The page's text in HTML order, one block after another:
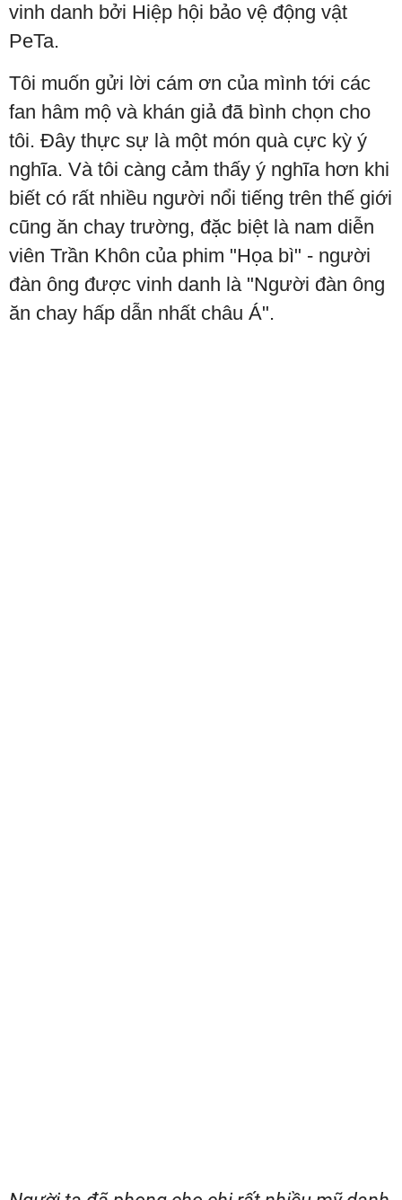
vinh danh bởi Hiệp hội bảo vệ động vật
PeTa.
Tôi muốn gửi lời cám ơn của mình tới các
fan hâm mộ và khán giả đã bình chọn cho
tôi. Đây thực sự là một món quà cực kỳ ý
nghĩa. Và tôi càng cảm thấy ý nghĩa hơn khi
biết có rất nhiều người nổi tiếng trên thế giới
cũng ăn chay trường, đặc biệt là nam diễn
viên Trần Khôn của phim "Họa bì" - người
đàn ông được vinh danh là "Người đàn ông
ăn chay hấp dẫn nhất châu Á".